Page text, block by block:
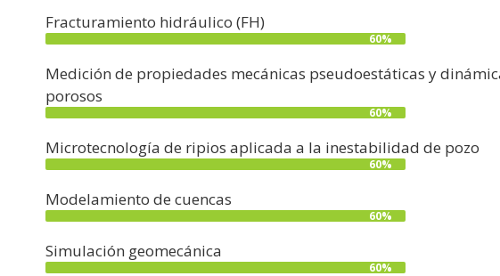
Fracturamiento hidráulico (FH)
60%
Medición de propiedades mecánicas pseudoestáticas y
porosos
60%
Microtecnología de ripios aplicada a la inestabilidad de pozo
60%
Modelamiento de cuencas
60%
Simulación geomecánica
60%